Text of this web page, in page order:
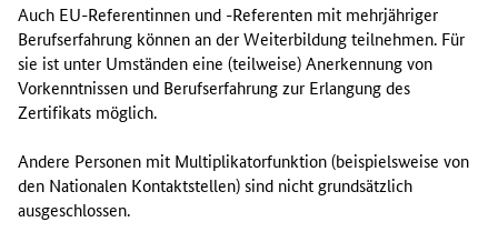
b
o
t
z
u
E
U
-
Auch EU-Referentinnen und -Referenten mit mehrjähriger
Berufserfahrung können an der Weiterbildung teilnehmen. Für
sie ist unter Umständen eine (teilweise) Anerkennung von
Vorkenntnissen und Berufserfahrung zur Erlangung des
Zertifikats möglich.
Andere Personen mit Multiplikatorfunktion (beispielsweise von
den Nationalen Kontaktstellen) sind nicht grundsätzlich
ausgeschlossen.